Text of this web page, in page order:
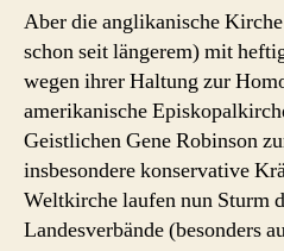
Aber die anglikanische
schon seit längerem) mit
wegen ihrer Haltung zur
amerikanische
Geistlichen Gene Robinson
insbesondere konservative
Weltkirche laufen nun Sturm
Landesverbände (besonders